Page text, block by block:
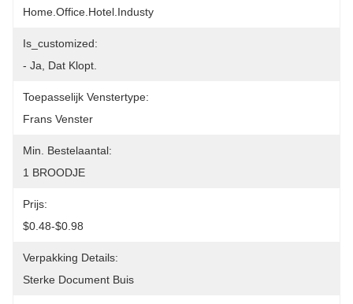
Home.office.hotel.industy
Is_customized:
- Ja, Dat Klopt.
Toepasselijk Venstertype:
Frans Venster
Min. Bestelaantal:
1 BROODJE
Prijs:
$0.48-$0.98
Verpakking Details:
Sterke Document Buis